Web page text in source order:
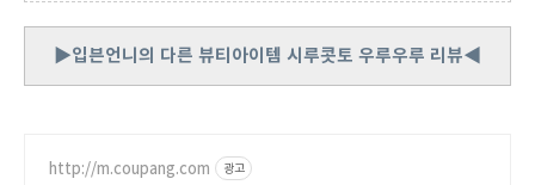
▶입븐언니의 다른 뷰티아이템 시루콧토 우루우루 리뷰◀
http://m.coupang.com 광고